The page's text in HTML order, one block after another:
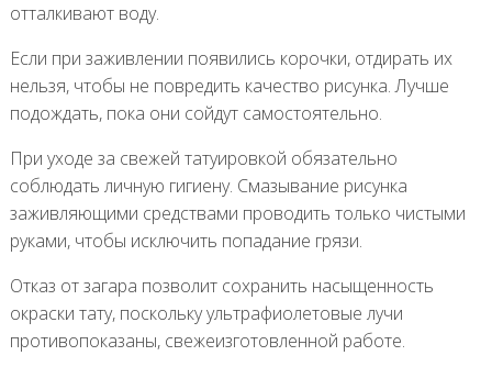
отталкивают воду.
Если при заживлении появились корочки, отдирать их
нельзя, чтобы не повредить качество рисунка. Лучше
подождать, пока они сойдут самостоятельно.
При уходе за свежей татуировкой обязательно
соблюдать личную гигиену. Смазывание рисунка
заживляющими средствами проводить только чистыми
руками, чтобы исключить попадание грязи.
Отказ от загара позволит сохранить насыщенность
окраски тату, поскольку ультрафиолетовые лучи
противопоказаны, свежеизготовленной работе.